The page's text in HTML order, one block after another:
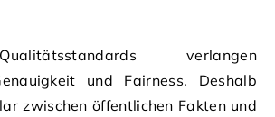
verlangen
und Fairness. Deshalb
zwischen öffentlichen Fakten und